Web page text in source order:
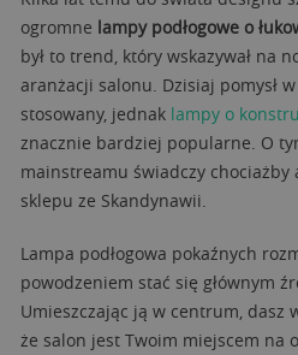
ogromne lampy podłogowe o
był to trend, który wskazywał na
aranżacji salonu. Dzisiaj pomysł
stosowany, jednak lampy o
znacznie bardziej popularne. O
mainstreamu świadczy
sklepu ze Skandynawii.
Lampa podłogowa pokaźnych
powodzeniem stać się głównym
Umieszczając ją w centrum, dasz
że salon jest Twoim miejscem na